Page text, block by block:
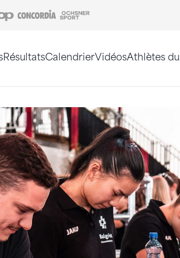
Coop Concordia
RésultatsCalendrierVidéosAthlètes